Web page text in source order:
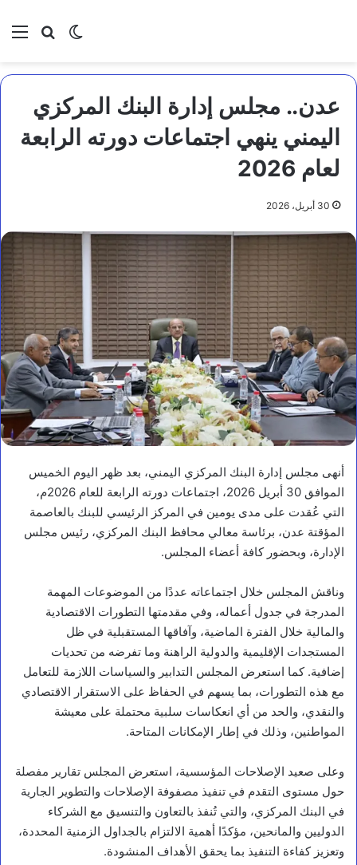
بحثالوضع
عدن.. مجلس إدارة البنك المركزي
اليمني ينهي اجتماعات دورته الرابعة
لعام 2026
30 أبريل، 2026
أنهى مجلس إدارة البنك المركزي اليمني، بعد ظهر اليوم الخميس
الموافق 30 أبريل 2026، اجتماعات دورته الرابعة للعام 2026م،
التي عُقدت على مدى يومين في المركز الرئيسي للبنك بالعاصمة
المؤقتة عدن، برئاسة معالي محافظ البنك المركزي، رئيس مجلس
الإدارة، وبحضور كافة أعضاء المجلس.
وناقش المجلس خلال اجتماعاته عددًا من الموضوعات المهمة
المدرجة في جدول أعماله، وفي مقدمتها التطورات الاقتصادية
والمالية خلال الفترة الماضية، وآفاقها المستقبلية في ظل
المستجدات الإقليمية والدولية الراهنة وما تفرضه من تحديات
إضافية. كما استعرض المجلس التدابير والسياسات اللازمة للتعامل
مع هذه التطورات، بما يسهم في الحفاظ على الاستقرار الاقتصادي
والنقدي، والحد من أي انعكاسات سلبية محتملة على معيشة
المواطنين، وذلك في إطار الإمكانات المتاحة.
وعلى صعيد الإصلاحات المؤسسية، استعرض المجلس تقارير مفصلة
حول مستوى التقدم في تنفيذ مصفوفة الإصلاحات والتطوير الجارية
في البنك المركزي، والتي تُنفذ بالتعاون والتنسيق مع الشركاء
الدوليين والمانحين، مؤكدًا أهمية الالتزام بالجداول الزمنية المحددة،
وتعزيز كفاءة التنفيذ بما يحقق الأهداف المنشودة.